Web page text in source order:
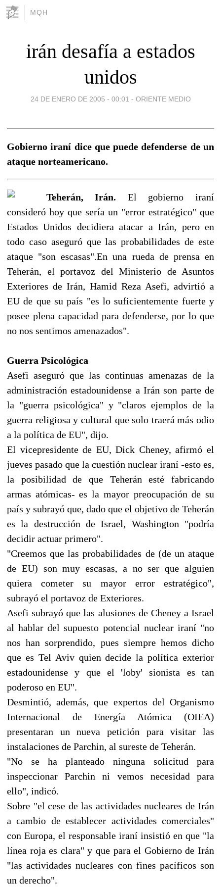
MQH
irán desafía a estados
unidos
24 DE ENERO DE 2005 - 00:01 - ORIENTE MEDIO
Gobierno iraní dice que puede defenderse de un
ataque norteamericano.
Teherán, Irán. El gobierno iraní
consideró hoy que sería un "error estratégico" que
Estados Unidos decidiera atacar a Irán, pero en
todo caso aseguró que las probabilidades de este
ataque "son escasas".En una rueda de prensa en
Teherán, el portavoz del Ministerio de Asuntos
Exteriores de Irán, Hamid Reza Asefi, advirtió a
EU de que su país "es lo suficientemente fuerte y
posee plena capacidad para defenderse, por lo que
no nos sentimos amenazados".
Guerra Psicológica
Asefi aseguró que las continuas amenazas de la
administración estadounidense a Irán son parte de
la "guerra psicológica" y "claros ejemplos de la
guerra religiosa y cultural que solo traerá más odio
a la política de EU", dijo.
El vicepresidente de EU, Dick Cheney, afirmó el
jueves pasado que la cuestión nuclear iraní -esto es,
la posibilidad de que Teherán esté fabricando
armas atómicas- es la mayor preocupación de su
país y subrayó que, dado que el objetivo de Teherán
es la destrucción de Israel, Washington "podría
decidir actuar primero".
"Creemos que las probabilidades de (de un ataque
de EU) son muy escasas, a no ser que alguien
quiera cometer su mayor error estratégico",
subrayó el portavoz de Exteriores.
Asefi subrayó que las alusiones de Cheney a Israel
al hablar del supuesto potencial nuclear iraní "no
nos han sorprendido, pues siempre hemos dicho
que es Tel Aviv quien decide la política exterior
estadounidense y que el 'loby' sionista es tan
poderoso en EU".
Desmintió, además, que expertos del Organismo
Internacional de Energía Atómica (OIEA)
presentaran un nueva petición para visitar las
instalaciones de Parchin, al sureste de Teherán.
"No se ha planteado ninguna solicitud para
inspeccionar Parchin ni vemos necesidad para
ello", indicó.
Sobre "el cese de las actividades nucleares de Irán
a cambio de establecer actividades comerciales"
con Europa, el responsable iraní insistió en que "la
línea roja es clara" y que para el Gobierno de Irán
"las actividades nucleares con fines pacíficos son
un derecho".